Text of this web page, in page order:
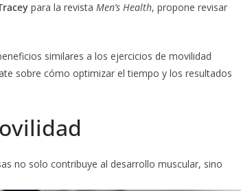
para la revista Men’s Health, propone revisar
similares a los ejercicios de movilidad
sobre cómo optimizar el tiempo y los resultados
no solo contribuye al desarrollo muscular, sino